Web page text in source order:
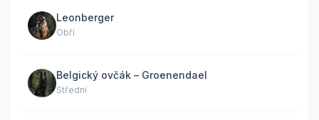
Leonberger
Obří
Belgický ovčák – Groenendael
Střední